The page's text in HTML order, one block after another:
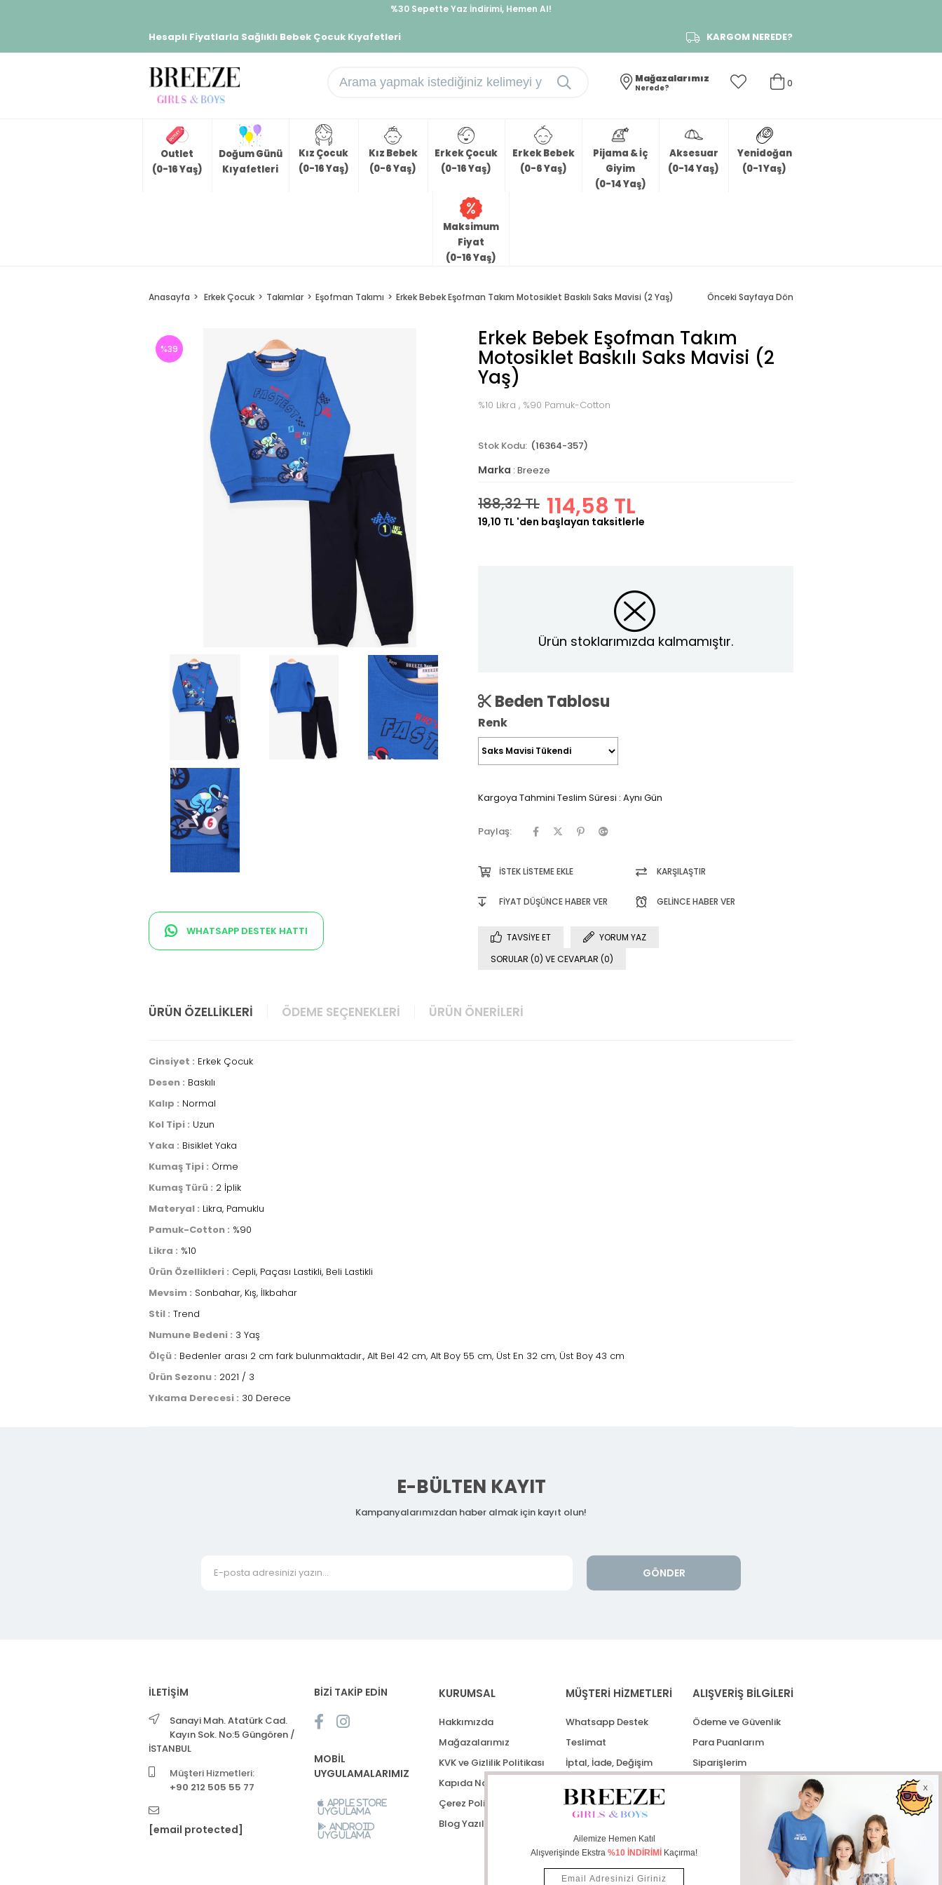
%30 Sepette Yaz İndirimi, Hemen Al!
Hesaplı Fiyatlarla Sağlıklı Bebek Çocuk Kıyafetleri KARGOM NEREDE?
0
Mağazalarımız
Nerede?
Outlet
(0-16 Yaş)
Doğum Günü
Kıyafetleri
Kız Çocuk
(0-16 Yaş)
Kız Bebek
(0-6 Yaş)
Erkek Çocuk
(0-16 Yaş)
Erkek Bebek
(0-6 Yaş)
Pijama & İç
Giyim
(0-14 Yaş)
Aksesuar
(0-14 Yaş)
Yenidoğan
(0-1 Yaş)
Maksimum
Fiyat
(0-16 Yaş)
Anasayfa Erkek Çocuk Takımlar Eşofman Takımı Erkek Bebek Eşofman Takım Motosiklet Baskılı Saks Mavisi (2 Yaş) Önceki Sayfaya Dön
%39
WHATSAPP DESTEK HATTI
Erkek Bebek Eşofman Takım
Motosiklet Baskılı Saks Mavisi (2
Yaş)
%10 Likra , %90 Pamuk-Cotton
(16364-357)
Marka : Breeze
188,32 TL 114,58 TL
19,10 TL 'den başlayan taksitlerle
Ürün stoklarımızda kalmamıştır.
Beden Tablosu
Renk
Kargoya Tahmini Teslim Süresi : Aynı Gün
Paylaş:
İSTEK LISTEME EKLE KARŞILAŞTIR
FIYAT DÜŞÜNCE HABER VER GELINCE HABER VER
TAVSIYE ET
YORUM YAZ
SORULAR (0) VE CEVAPLAR (0)
ÜRÜN ÖZELLIKLERI ÖDEME SEÇENEKLERI ÜRÜN ÖNERILERI
Cinsiyet : Erkek Çocuk
Desen : Baskılı
Kalıp : Normal
Kol Tipi : Uzun
Yaka : Bisiklet Yaka
Kumaş Tipi : Örme
Kumaş Türü : 2 İplik
Materyal : Likra, Pamuklu
Pamuk-Cotton : %90
Likra : %10
Ürün Özellikleri : Cepli, Paçası Lastikli, Beli Lastikli
Mevsim : Sonbahar, Kış, İlkbahar
Stil : Trend
Numune Bedeni : 3 Yaş
Ölçü : Bedenler arası 2 cm fark bulunmaktadır., Alt Bel 42 cm, Alt Boy 55 cm, Üst En 32 cm, Üst Boy 43 cm
Ürün Sezonu : 2021 / 3
Yıkama Derecesi : 30 Derece
E-BÜLTEN KAYIT
Kampanyalarımızdan haber almak için kayıt olun!
GÖNDER
İLETİŞİM
Sanayi Mah. Atatürk Cad.
Kayın Sok. No:5 Güngören /
İSTANBUL
Müşteri Hizmetleri:
+90 212 505 55 77
[email protected]
BİZİ TAKİP EDİN
MOBİL
UYGULAMALARIMIZ
Apple Store
Uygulama
Android
Uygulama
KURUMSAL
Hakkımızda
Mağazalarımız
KVK ve Gizlilik Politikası
Kapıda Nakit Ödeme
Çerez Politikası
Blog Yazıları
MÜŞTERİ HİZMETLERİ
Whatsapp Destek
Teslimat
İptal, İade, Değişim
ALIŞVERİŞ BİLGİLERİ
Ödeme ve Güvenlik
Para Puanlarım
Siparişlerim